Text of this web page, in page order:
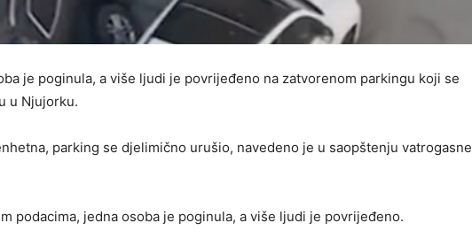
je poginula, a više ljudi je povrijeđeno na zatvorenom parkingu koji se
u Njujorku.
parking se djelimično urušio, navedeno je u saopštenju vatrogasne
podacima, jedna osoba je poginula, a više ljudi je povrijeđeno.